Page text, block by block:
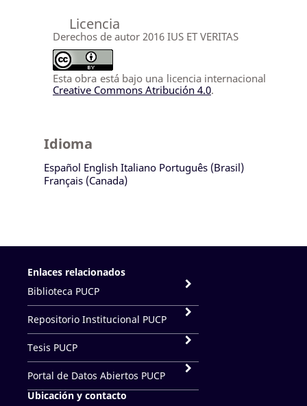
Licencia
Derechos de autor 2016 IUS ET VERITAS
Esta obra está bajo una licencia internacional
Creative Commons Atribución 4.0.
Idioma
Español English Italiano Português (Brasil)
Français (Canada)
Enlaces relacionados
Biblioteca PUCP
Repositorio Institucional PUCP
Tesis PUCP
Portal de Datos Abiertos PUCP
Ubicación y contacto